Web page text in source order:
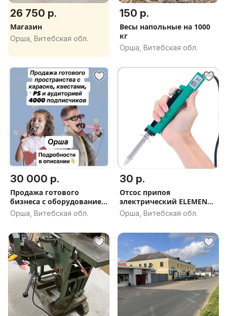
26 750 р.
Магазин
Орша, Витебская обл.
150 р.
Весы напольные на 1000
кг
Орша, Витебская обл.
30 000 р.
Продажа готового
бизнеса с оборудованием
и ау
Орша, Витебская обл.
30 р.
Отсос припоя
электрический ELEMENT
929D-V
Орша, Витебская обл.